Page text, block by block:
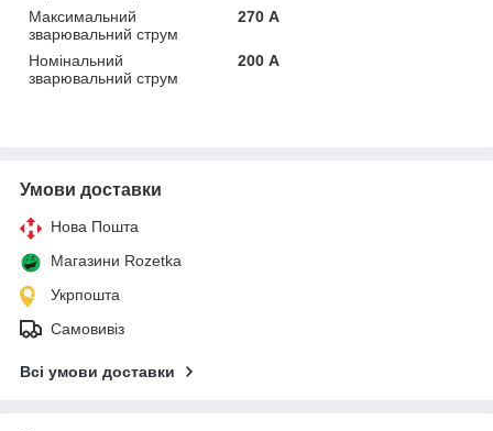
Максимальний
зварювальний струм
270 А
Номінальний
зварювальний струм
200 А
Умови доставки
Нова Пошта
Магазини Rozetka
Укрпошта
Самовивіз
Всі умови доставки